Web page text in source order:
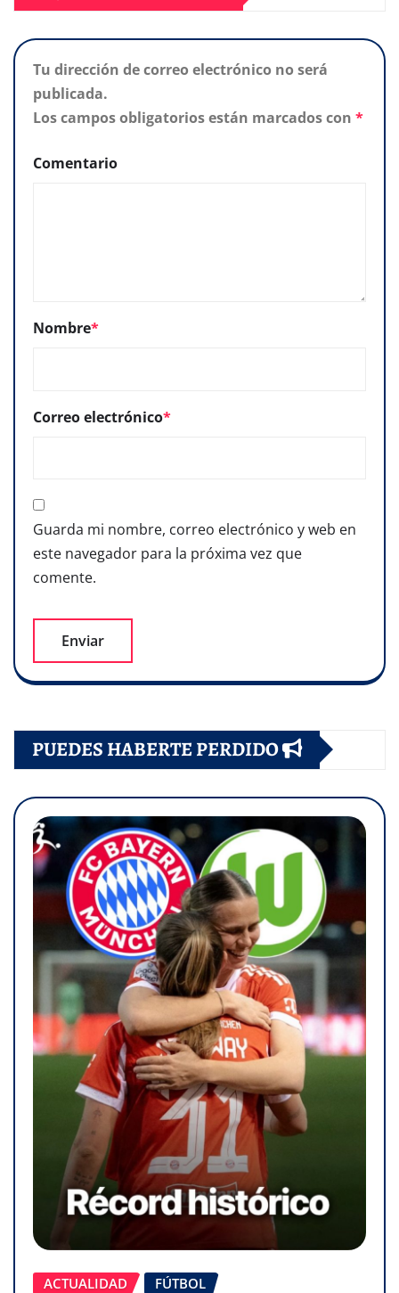
Tu dirección de correo electrónico no será
publicada.
Los campos obligatorios están marcados con *
Comentario
Nombre*
Correo electrónico*
Guarda mi nombre, correo electrónico y web en
este navegador para la próxima vez que
comente.
PUEDES HABERTE PERDIDO
ACTUALIDAD
FÚTBOL